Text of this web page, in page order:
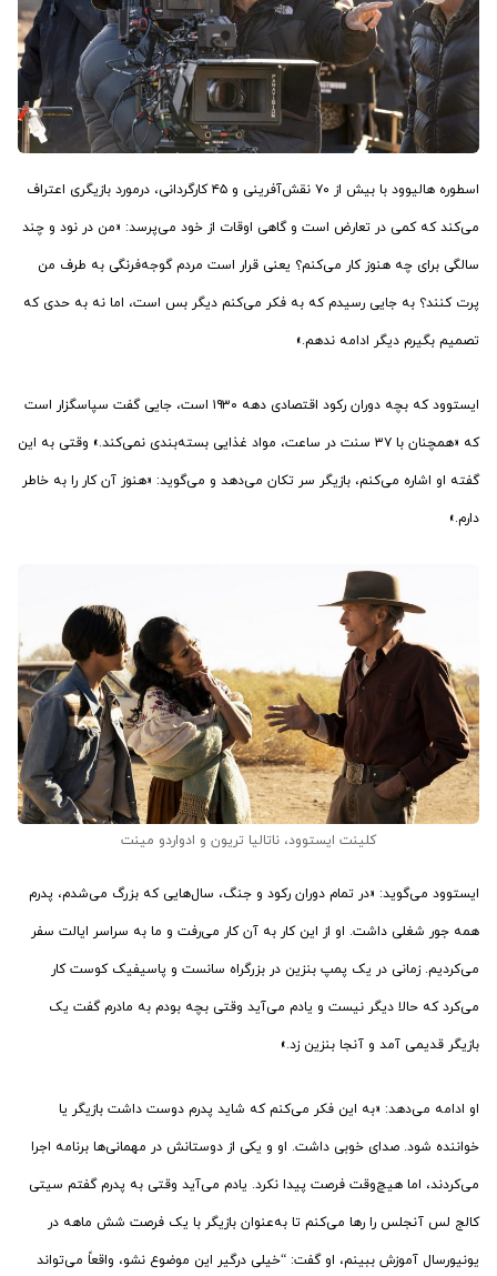
اسطوره هالیوود با بیش از ۷۰ نقش‌آفرینی و ۴۵ کارگردانی، درمورد بازیگری اعتراف
می‌کند که کمی در تعارض است و گاهی اوقات از خود می‌پرسد: «من در نود و چند
سالگی برای چه هنوز کار می‌کنم؟ یعنی قرار است مردم گوجه‌فرنگی به طرف من
پرت کنند؟ به جایی رسیدم که به فکر می‌کنم دیگر بس است، اما نه به حدی که
تصمیم بگیرم دیگر ادامه ندهم.»
ایستوود که بچه دوران رکود اقتصادی دهه ۱۹۳۰ است، جایی گفت سپاسگزار است
که «همچنان با ۳۷ سنت در ساعت، مواد غذایی بسته‌بندی نمی‌کند.» وقتی به این
گفته او اشاره می‌کنم، بازیگر سر تکان می‌دهد و می‌گوید: «هنوز آن کار را به خاطر
دارم.»
کلینت ایستوود، ناتالیا تریون و ادواردو مینت
ایستوود می‌گوید: «در تمام دوران رکود و جنگ، سال‌هایی که بزرگ می‌شدم، پدرم
همه جور شغلی داشت. او از این کار به آن کار می‌رفت و ما به سراسر ایالت سفر
می‌کردیم. زمانی در یک پمپ بنزین در بزرگراه سانست و پاسیفیک کوست کار
می‌کرد که حالا دیگر نیست و یادم می‌آید وقتی بچه بودم به مادرم گفت یک
بازیگر قدیمی آمد و آنجا بنزین زد.»
او ادامه می‌دهد: «به این فکر می‌کنم که شاید پدرم دوست داشت بازیگر یا
خواننده شود. صدای خوبی داشت. او و یکی از دوستانش در مهمانی‌ها برنامه اجرا
می‌کردند، اما هیچ‌وقت فرصت پیدا نکرد. یادم می‌آید وقتی به پدرم گفتم سیتی
کالج لس آنجلس را رها می‌کنم تا به‌عنوان بازیگر با یک فرصت شش ماهه در
یونیورسال آموزش ببینم، او گفت: “خیلی درگیر این موضوع نشو، واقعاً می‌تواند